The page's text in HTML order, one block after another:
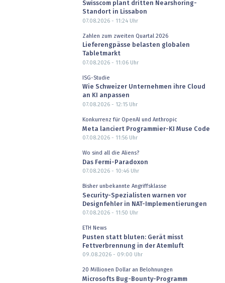
Swisscom plant dritten Nearshoring-
Standort in Lissabon
07.08.2026 - 11:24Uhr
Zahlen zum zweiten Quartal 2026
Lieferengpässe belasten globalen
Tabletmarkt
07.08.2026 - 11:06Uhr
ISG-Studie
Wie Schweizer Unternehmen ihre Cloud
an KI anpassen
07.08.2026 - 12:15Uhr
Konkurrenz für OpenAI und Anthropic
Meta lanciert Programmier-KI Muse Code
07.08.2026 - 11:56Uhr
Wo sind all die Aliens?
Das Fermi-Paradoxon
07.08.2026 - 10:46Uhr
Bisher unbekannte Angriffsklasse
Security-Spezialisten warnen vor
Designfehler in NAT-Implementierungen
07.08.2026 - 11:50 Uhr
ETH News
Pusten statt bluten: Gerät misst
Fettverbrennung in der Atemluft
09.08.2026 - 09:00 Uhr
20 Millionen Dollar an Belohnungen
Microsofts Bug-Bounty-Programm